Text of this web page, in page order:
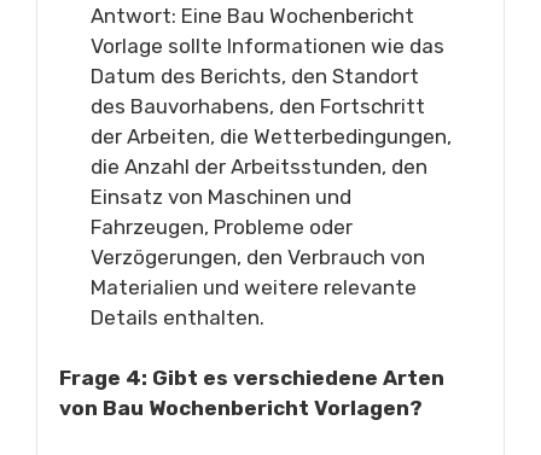
Antwort: Eine Bau Wochenbericht
Vorlage sollte Informationen wie das
Datum des Berichts, den Standort
des Bauvorhabens, den Fortschritt
der Arbeiten, die Wetterbedingungen,
die Anzahl der Arbeitsstunden, den
Einsatz von Maschinen und
Fahrzeugen, Probleme oder
Verzögerungen, den Verbrauch von
Materialien und weitere relevante
Details enthalten.
Frage 4: Gibt es verschiedene Arten
von Bau Wochenbericht Vorlagen?